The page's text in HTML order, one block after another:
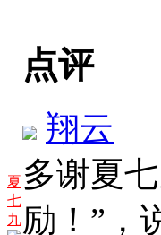
夏
七
九
点评
翔云
多谢夏
励！”，